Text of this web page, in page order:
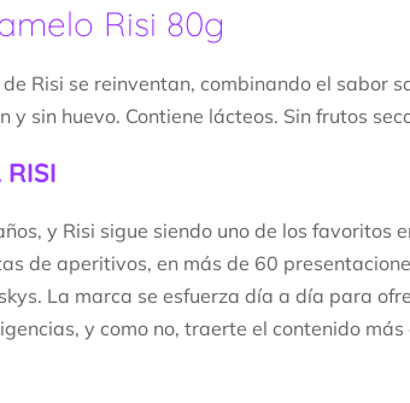
Risi 80g
Risi se reinventan, combinando el sabor
y sin huevo. Contiene lácteos. Sin frutos
RISI
y Risi sigue siendo uno de los favoritos
de aperitivos, en más de 60
La marca se esfuerza día a día para
y como no, traerte el contenido